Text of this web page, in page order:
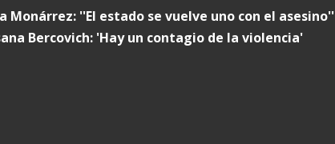
Monárrez: ''El estado se vuelve uno con el asesino''
Bercovich: 'Hay un contagio de la violencia'